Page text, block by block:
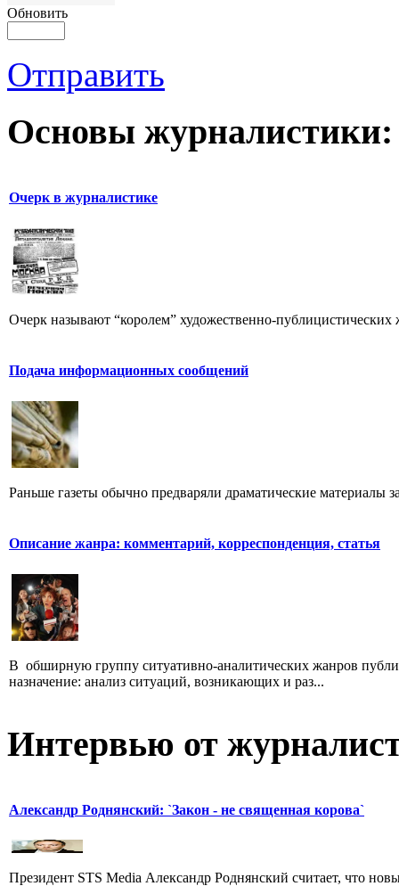
Обновить
Отправить
Основы журналистики:
Очерк в журналистике
Очерк называют “королем” художественно-публицистических
Подача информационных сообщений
Раньше газеты обычно предваряли драматические материалы
Описание жанра: комментарий, корреспонденция, статья
В обширную группу ситуативно-аналитических жанров
назначение: анализ ситуаций, возникающих и раз...
Интервью от
Александр Роднянский: `Закон - не священная корова`
Президент STS Media Александр Роднянский считает, что